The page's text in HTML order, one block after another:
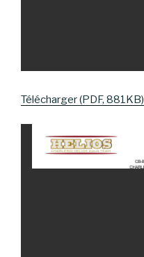
Télécharger (PDF, 881KB)